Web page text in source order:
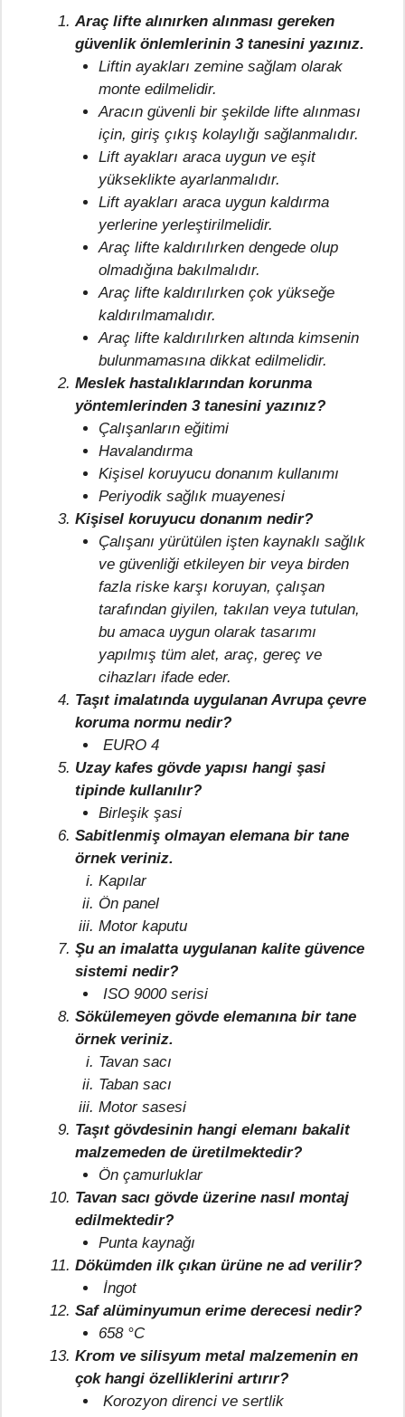
Araç lifte alınırken alınması gereken
güvenlik önlemlerinin 3 tanesini yazınız.
Liftin ayakları zemine sağlam olarak
monte edilmelidir.
Aracın güvenli bir şekilde lifte alınması
için, giriş çıkış kolaylığı sağlanmalıdır.
Lift ayakları araca uygun ve eşit
yükseklikte ayarlanmalıdır.
Lift ayakları araca uygun kaldırma
yerlerine yerleştirilmelidir.
Araç lifte kaldırılırken dengede olup
olmadığına bakılmalıdır.
Araç lifte kaldırılırken çok yükseğe
kaldırılmamalıdır.
Araç lifte kaldırılırken altında kimsenin
bulunmamasına dikkat edilmelidir.
Meslek hastalıklarından korunma
yöntemlerinden 3 tanesini yazınız?
Çalışanların eğitimi
Havalandırma
Kişisel koruyucu donanım kullanımı
Periyodik sağlık muayenesi
Kişisel koruyucu donanım nedir?
Çalışanı yürütülen işten kaynaklı sağlık
ve güvenliği etkileyen bir veya birden
fazla riske karşı koruyan, çalışan
tarafından giyilen, takılan veya tutulan,
bu amaca uygun olarak tasarımı
yapılmış tüm alet, araç, gereç ve
cihazları ifade eder.
Taşıt imalatında uygulanan Avrupa çevre
koruma normu nedir?
EURO 4
Uzay kafes gövde yapısı hangi şasi
tipinde kullanılır?
Birleşik şasi
Sabitlenmiş olmayan elemana bir tane
örnek veriniz.
Kapılar
Ön panel
Motor kaputu
Şu an imalatta uygulanan kalite güvence
sistemi nedir?
ISO 9000 serisi
Sökülemeyen gövde elemanına bir tane
örnek veriniz.
Tavan sacı
Taban sacı
Motor sasesi
Taşıt gövdesinin hangi elemanı bakalit
malzemeden de üretilmektedir?
Ön çamurluklar
Tavan sacı gövde üzerine nasıl montaj
edilmektedir?
Punta kaynağı
Dökümden ilk çıkan ürüne ne ad verilir?
İngot
Saf alüminyumun erime derecesi nedir?
658 °C
Krom ve silisyum metal malzemenin en
çok hangi özelliklerini artırır?
Korozyon direnci ve sertlik